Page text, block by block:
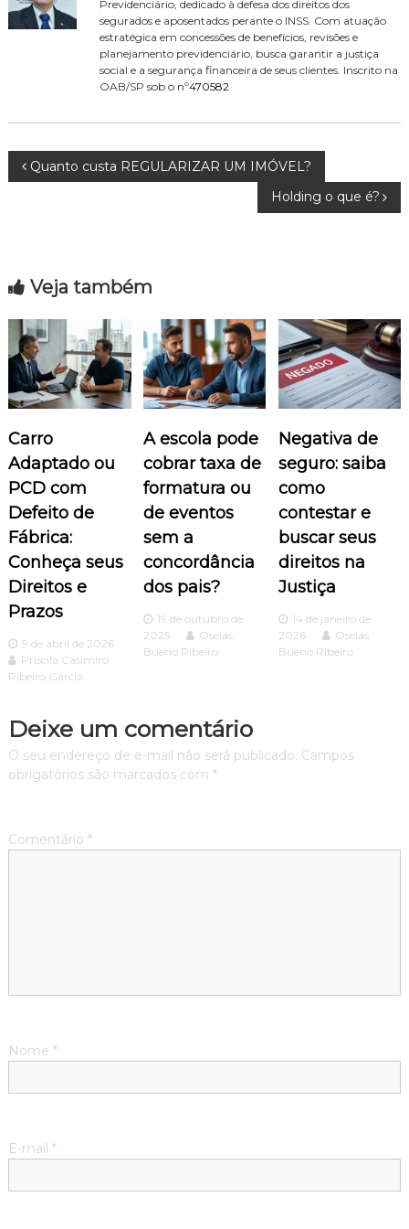
Previdenciário, dedicado à defesa dos direitos dos
segurados e aposentados perante o INSS. Com atuação
estratégica em concessões de benefícios, revisões e
planejamento previdenciário, busca garantir a justiça
social e a segurança financeira de seus clientes. Inscrito na
OAB/SP sob o nº470582
N
e
g
a
ç
ã
o
d
e
P
o
t
Quanto custa REGULARIZAR UM IMÓVEL?
Holding o que é?
Veja também
Carro
Adaptado ou
PCD com
Defeito de
Fábrica:
Conheça seus
Direitos e
Prazos
9 de abril de 2026
Priscila Casimiro
Ribeiro Garcia
A escola pode
cobrar taxa de
formatura ou
de eventos
sem a
concordância
dos pais?
19 de outubro de
2025
Oseias
Bueno Ribeiro
Negativa de
seguro: saiba
como
contestar e
buscar seus
direitos na
Justiça
14 de janeiro de
2026
Oseias
Bueno Ribeiro
Deixe um comentário
O seu endereço de e-mail não será publicado. Campos
obrigatórios são marcados com *
Comentário *
Nome *
E-mail *